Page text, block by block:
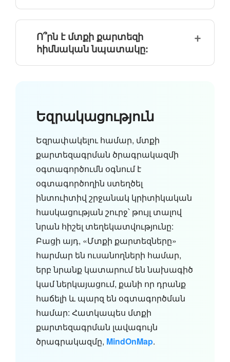
Ո՞րն է մտքի քարտեզի
հիմնական նպատակը:
Եզրակացություն
Եզրափակելու համար, մտքի
քարտեզագրման ծրագրակազմի
օգտագործումն օգնում է
օգտագործողին ստեղծել
ինտուիտիվ շրջանակ կրիտիկական
հասկացության շուրջ՝ թույլ տալով
նրան հիշել տեղեկատվությունը:
Բացի այդ, «Մտքի քարտեզները»
հարմար են ուսանողների համար,
երբ նրանք կատարում են նախագիծ
կամ ներկայացում, քանի որ դրանք
հաճելի և պարզ են օգտագործման
համար: Հատկապես մտքի
քարտեզագրման լավագույն
ծրագրակազմը, MindOnMap.